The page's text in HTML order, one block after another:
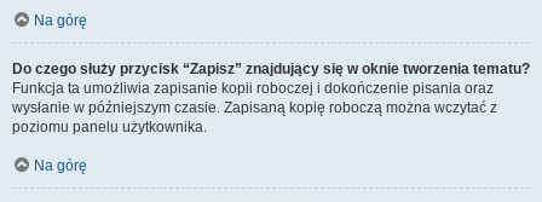
Na górę
Do czego służy przycisk “Zapisz” znajdujący się w oknie tworzenia tematu?
Funkcja ta umożliwia zapisanie kopii roboczej i dokończenie pisania oraz
wysłanie w późniejszym czasie. Zapisaną kopię roboczą można wczytać z
poziomu panelu użytkownika.
Na górę